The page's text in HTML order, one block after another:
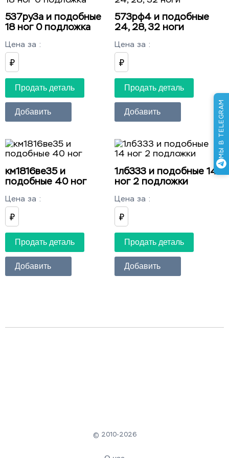
537ру3а и подобные
18 ног 0 подложка
Цена за :
₽
Продать деталь
Добавить
573рф4 и подобные
24, 28, 32 ноги
Цена за :
₽
Продать деталь
Добавить
км1816ве35 и
подобные 40 ног
Цена за :
₽
Продать деталь
Добавить
1лб333 и подобные 14
ног 2 подложки
Цена за :
₽
Продать деталь
Добавить
© 2010-2026
МЫ В TELEGRAM